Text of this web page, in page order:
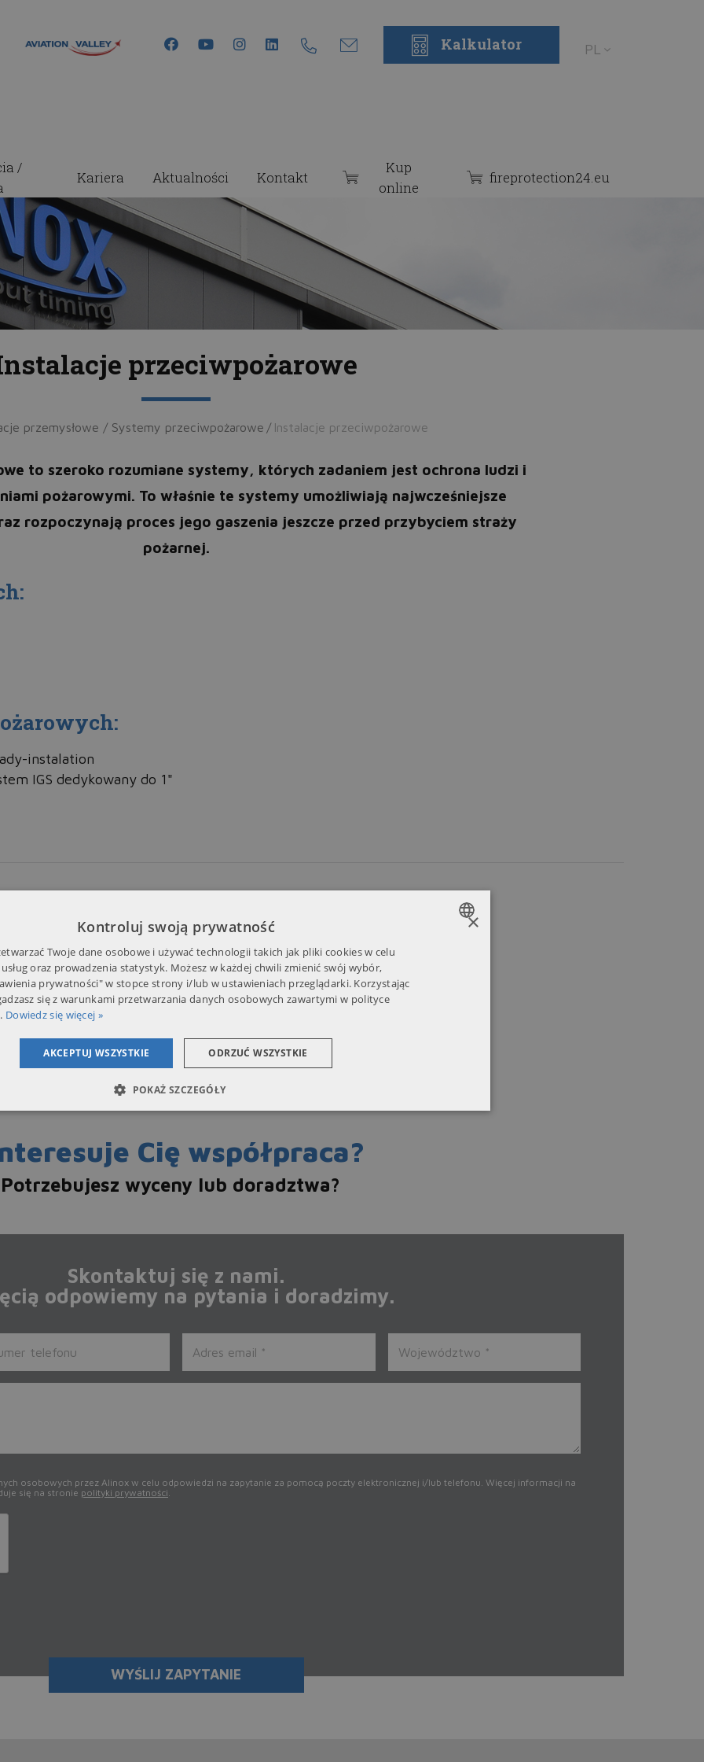
PL
+48 327 658 112
info@alinox.plKalkulator
/
Kariera Aktualności Kontakt
Kup
online
fireprotection24.eu
przeciwpożarowe
przemysłowe / Systemy przeciwpożarowe / Instalacje przeciwpożarowe
to szeroko rozumiane systemy, których zadaniem jest ochrona ludzi i
pożarowymi. To właśnie te systemy umożliwiają najwcześniejsze
rozpoczynają proces jego gaszenia jeszcze przed przybyciem straży
pożarnej.
instalation
IGS dedykowany do 1"
Cię współpraca?
Potrzebujesz wyceny lub doradztwa?
Skontaktuj się z nami.
odpowiemy na pytania i doradzimy.
osobowych przez Alinox w celu odpowiedzi na zapytanie za pomocą poczty elektronicznej i/lub telefonu. Więcej informacji na
się na stronie polityki prywatności
×
Kontroluj swoją prywatność
Twoje dane osobowe i używać technologii takich jak pliki cookies w celu
oraz prowadzenia statystyk. Możesz w każdej chwili zmienić swój wybór,
prywatności" w stopce strony i/lub w ustawieniach przeglądarki. Korzystając
się z warunkami przetwarzania danych osobowych zawartymi w polityce
Dowiedz się więcej »
AKCEPTUJ WSZYSTKIE ODRZUĆ WSZYSTKIE
POKAŻ SZCZEGÓŁY